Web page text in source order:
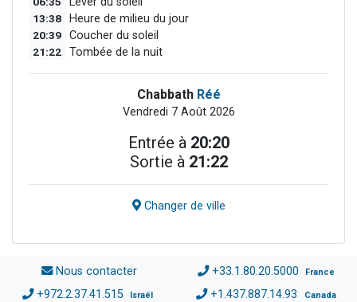
13:38 Heure de milieu du jour
20:39 Coucher du soleil
21:22 Tombée de la nuit
Chabbath Réé
Vendredi 7 Août 2026
Entrée à 20:20
Sortie à 21:22
Changer de ville
Nous contacter +33.1.80.20.5000 France
+972.2.37.41.515 Israël +1.437.887.14.93 Canada